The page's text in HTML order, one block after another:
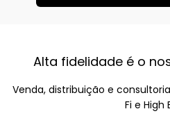
Alta fidelidade é o
Venda, distribuição e
Fi e High